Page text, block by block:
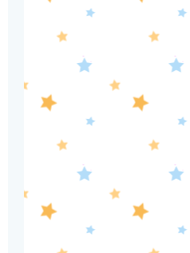
夏色の雲が
す #5
深夜 0:00
天幕のジ
#7【イマニ
深夜 0:30